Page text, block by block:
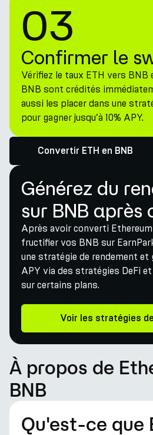
03
Confirmer le
Vérifiez le taux ETH vers BNB
BNB sont crédités
aussi les placer dans une
pour gagner jusqu’à 10% APY.
Convertir ETH en BNB
Générez du
sur BNB après
Après avoir converti
fructifier vos BNB sur
une stratégie de rendement et
APY via des stratégies DeFi
sur certains plans.
Voir les stratégies
À propos de
BNB
Qu'est-ce que